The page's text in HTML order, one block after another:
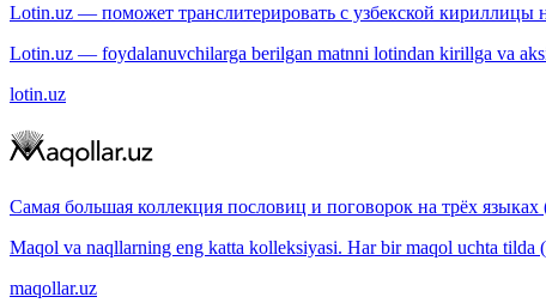
Lotin.uz — поможет транслитерировать с узбекской кириллицы
Lotin.uz — foydalanuvchilarga berilgan matnni lotindan kirillga va
lotin.uz
Самая большая коллекция пословиц и поговорок на трёх
Maqol va naqllarning eng katta kolleksiyasi. Har bir maqol uchta tilda
maqollar.uz